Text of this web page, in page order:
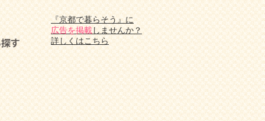
『京都で暮らそう』に
広告を掲載しませんか？
詳しくはこちら